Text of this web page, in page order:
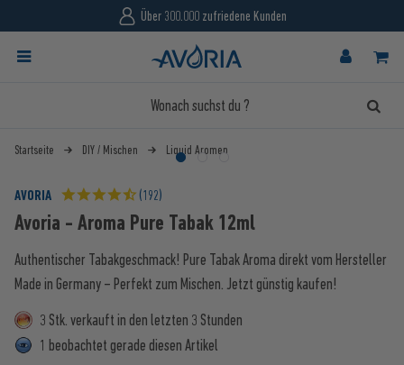
Über 300.000 zufriedene Kunden
Startseite DIY / Mischen Liquid Aromen
AVORIA (192)
Avoria - Aroma Pure Tabak 12ml
Authentischer Tabakgeschmack! Pure Tabak Aroma direkt vom Hersteller
Made in Germany – Perfekt zum Mischen. Jetzt günstig kaufen!
3 Stk. verkauft in den letzten 3 Stunden
1 beobachtet gerade diesen Artikel